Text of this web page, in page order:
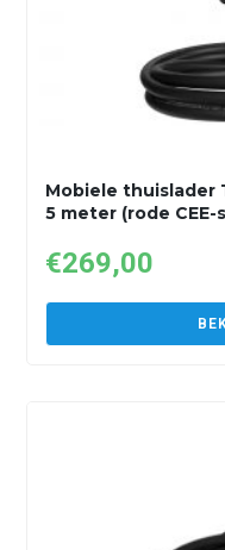
Mobiele thuislader
5 meter (rode
€269,00